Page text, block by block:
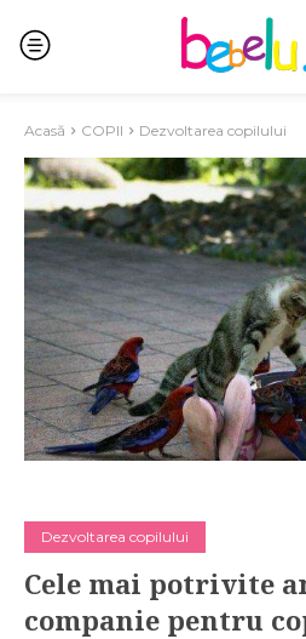
Acasă COPII Dezvoltarea copilului
Dezvoltarea copilului
Cele mai potrivite
companie pentru